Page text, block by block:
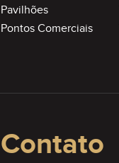
Pavilhões
Pontos Comerciais
Contato